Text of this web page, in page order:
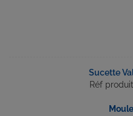
Sucette
Réf